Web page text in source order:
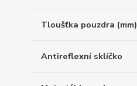
Tloušťka pouzdra (mm)
Antireflexní sklíčko